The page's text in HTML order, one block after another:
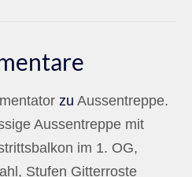
zu Aussentreppe.
Aussentreppe mit
im 1. OG,
Stufen Gitterroste